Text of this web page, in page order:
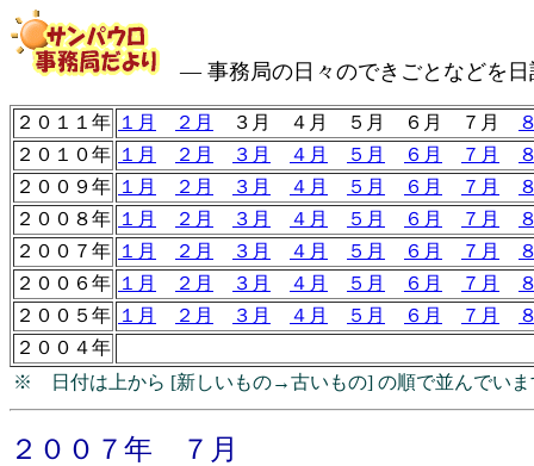
― 事務局の日々のできごとなどを
２０１１年 １月 ２月 ３月 ４月 ５月 ６月 ７月
２０１０年 １月 ２月 ３月 ４月 ５月 ６月 ７月
２００９年 １月 ２月 ３月 ４月 ５月 ６月 ７月
２００８年 １月 ２月 ３月 ４月 ５月 ６月 ７月
２００７年 １月 ２月 ３月 ４月 ５月 ６月 ７月
２００６年 １月 ２月 ３月 ４月 ５月 ６月 ７月
２００５年 １月 ２月 ３月 ４月 ５月 ６月 ７月
２００４年
※ 日付は上から [新しいもの→古いもの] の順で並んでいま
２００７年 ７月